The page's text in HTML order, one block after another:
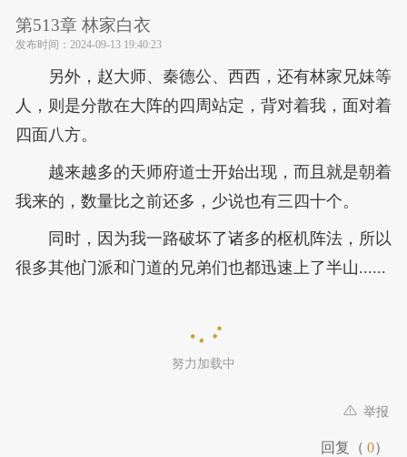
第513章 林家白衣
发布时间： 2024-09-13 19:40:23
另外，赵大师、秦德公、西西，还有林家兄妹等
人，则是分散在大阵的四周站定，背对着我，面对着
四面八方。
越来越多的天师府道士开始出现，而且就是朝着
我来的，数量比之前还多，少说也有三四十个。
同时，因为我一路破坏了诸多的枢机阵法，所以
很多其他门派和门道的兄弟们也都迅速上了半山......
努力加载中
举报
回复（ 0）